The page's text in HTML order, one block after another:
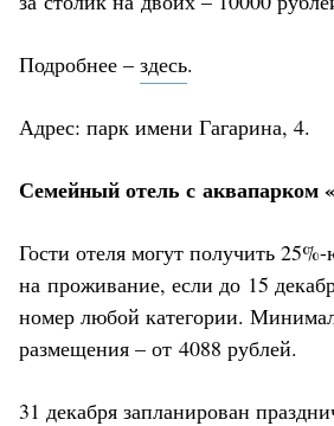
Подробнее – здесь.
Адрес: парк имени Гагарина, 4.
Семейный отель с аквапарком
Гости отеля могут получить
на проживание, если до 15
номер любой категории.
размещения – от 4088 рублей.
31 декабря запланирован